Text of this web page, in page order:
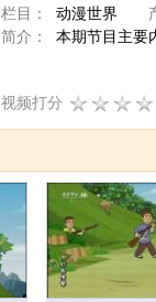
栏目：
动漫世界 产
简介：
本期节目主要
视频打分